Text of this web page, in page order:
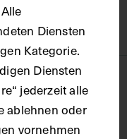
Diensten
Kategorie.
Diensten
jederzeit alle
ablehnen oder
vornehmen